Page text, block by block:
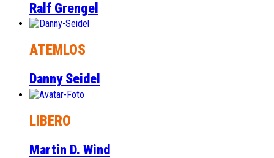
Ralf Grengel
ATEMLOS
Danny Seidel
LIBERO
Martin D. Wind